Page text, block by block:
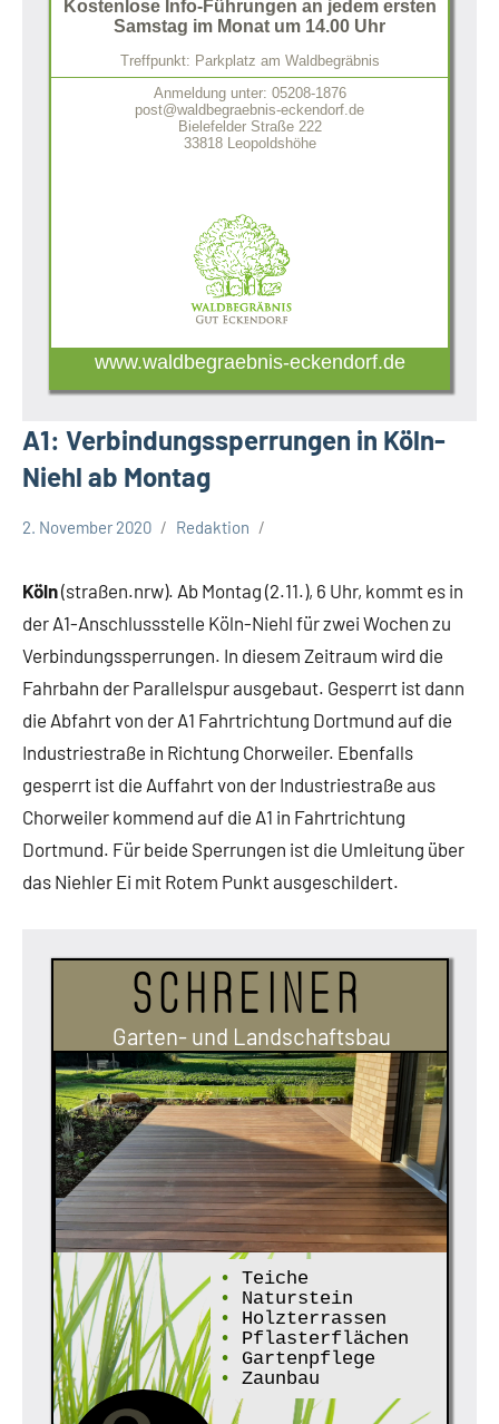
Kostenlose Info-Führungen an jedem ersten
Samstag im Monat um 14.00 Uhr
Treffpunkt: Parkplatz am Waldbegräbnis
Anmeldung unter: 05208-1876
post@waldbegraebnis-eckendorf.de
Bielefelder Straße 222
33818 Leopoldshöhe
www.waldbegraebnis-eckendorf.de
A1: Verbindungssperrungen in Köln-
Niehl ab Montag
2. November 2020 Redaktion
Köln(straßen.nrw). Ab Montag (2.11.), 6 Uhr, kommt es in
der A1-Anschlussstelle Köln-Niehl für zwei Wochen zu
Verbindungssperrungen. In diesem Zeitraum wird die
Fahrbahn der Parallelspur ausgebaut. Gesperrt ist dann
die Abfahrt von der A1 Fahrtrichtung Dortmund auf die
Industriestraße in Richtung Chorweiler. Ebenfalls
gesperrt ist die Auffahrt von der Industriestraße aus
Chorweiler kommend auf die A1 in Fahrtrichtung
Dortmund. Für beide Sperrungen ist die Umleitung über
das Niehler Ei mit Rotem Punkt ausgeschildert.
Schreiner
Garten- und Landschaftsbau
•
Teiche
•
Naturstein
•
Holzterrassen
•
Pflasterflächen
•
Gartenpflege
•
Zaunbau